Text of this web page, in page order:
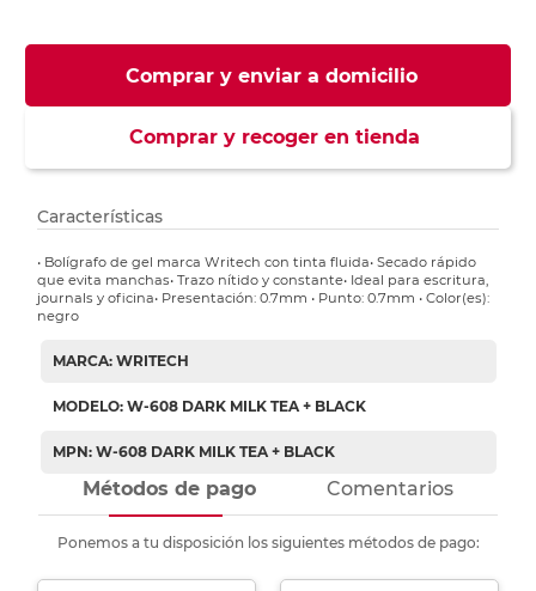
Comprar y enviar a domicilio
Comprar y recoger en tienda
Características
• Bolígrafo de gel marca Writech con tinta fluida• Secado rápido
que evita manchas• Trazo nítido y constante• Ideal para escritura,
journals y oficina• Presentación: 0.7mm • Punto: 0.7mm • Color(es):
negro
MARCA: WRITECH
MODELO: W-608 DARK MILK TEA + BLACK
MPN: W-608 DARK MILK TEA + BLACK
Métodos de pago Comentarios
Ponemos a tu disposición los siguientes métodos de pago: